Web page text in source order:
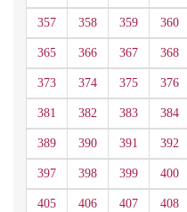
357 358 359 360
365 366 367 368
373 374 375 376
381 382 383 384
389 390 391 392
397 398 399 400
405 406 407 408